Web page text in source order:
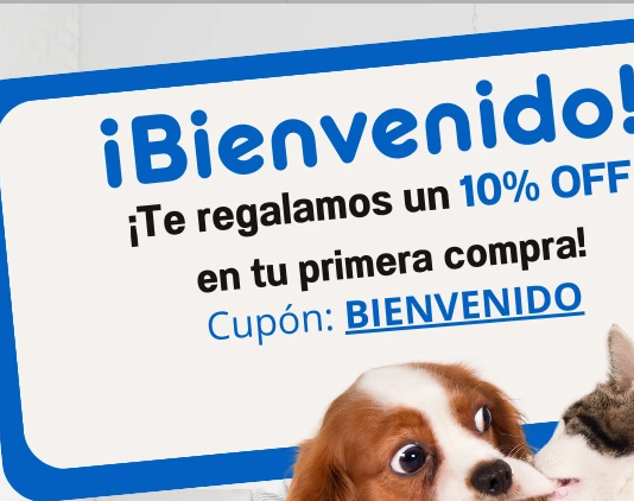
Productos que te pueden interesar